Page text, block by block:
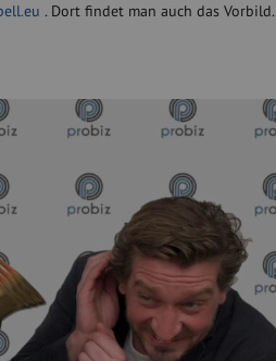
. Dort findet man auch das Vorbild.